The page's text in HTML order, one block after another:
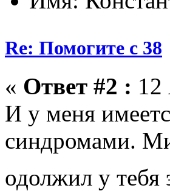
Re: Помогите с 38
« Ответ #2 : 12
И у меня
синдромами.
одолжил у